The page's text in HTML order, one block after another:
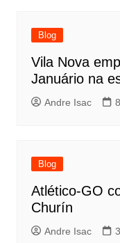
Blog
Vila Nova
Januário na
Andre Isac
Blog
Atlético-GO
Churín
Andre Isac